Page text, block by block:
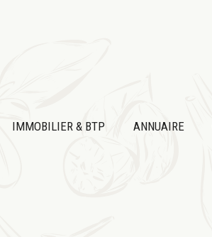
IMMOBILIER & BTP ANNUAIRE